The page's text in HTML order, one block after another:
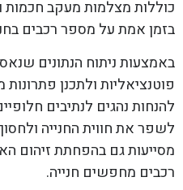
כוללות מצלמות מעקב חכמות
בזמן אמת על מספר רכבים
באמצעות ניתוח הנתונים
פוטנציאליות ולתכנן פתרונות
להנחות נהגים לנתיבים
לשפר את חווית החנייה ולחסוך
מסייעות גם בהפחתת זיהום
רכבים מחפשים חנייה.